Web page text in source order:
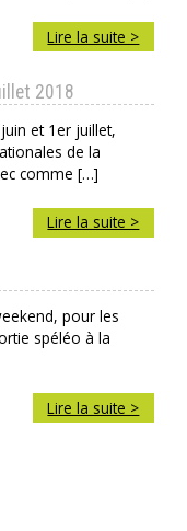
Lire la suite >
2018
juin et 1er juillet,
de la
comme […]
Lire la suite >
pour les
spéléo à la
Lire la suite >